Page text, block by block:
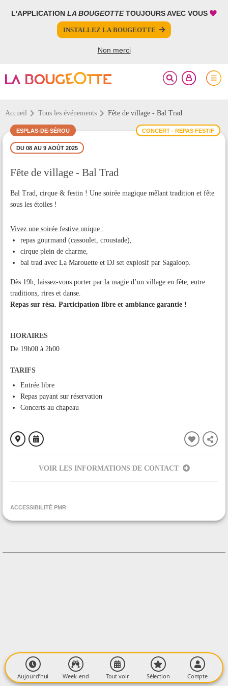
L'APPLICATION LA BOUGEOTTETOUJOURS AVEC VOUS
INSTALLEZ LA BOUGEOTTE
Non merci
Accueil Tous les événements Fête de village - Bal Trad
CONCERT - REPAS FESTIF
ESPLAS-DE-SÉROU
DU 08 AU 9 AOÛT 2025
Fête de village - Bal Trad
Bal Trad, cirque & festin ! Une soirée magique mêlant tradition et fête
sous les étoiles !
Vivez une soirée festive unique :
repas gourmand (cassoulet, croustade),
cirque plein de charme,
bal trad avec La Marouette et DJ set explosif par Sagaloop.
Dès 19h, laissez-vous porter par la magie d’un village en fête, entre
traditions, rires et danse.
Repas sur résa. Participation libre et ambiance garantie !
HORAIRES
De 19h00 à 2h00
TARIFS
Entrée libre
Repas payant sur réservation
Concerts au chapeau
VOIR LES INFORMATIONS DE CONTACT
ACCESSIBILITÉ PMR
FERMER
PARTAGER
Aujourd’hui Week-end Tout voir Sélection Compte
FERMER
Votre inscription à la newsletter a été effectuée.